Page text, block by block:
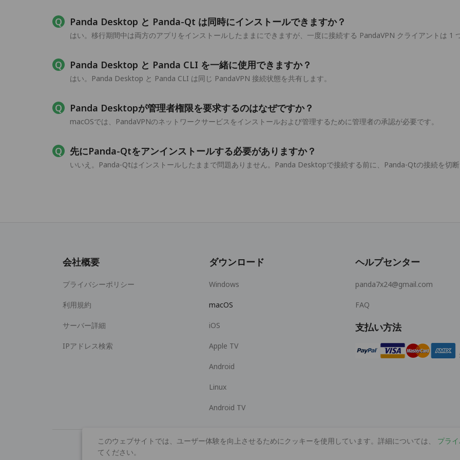
Panda Desktop と Panda-Qt は同時にインストールできますか？
はい。移行期間中は両方のアプリをインストールしたままにできますが、一度に接続する PandaVPN クライアントは 1
Panda Desktop と Panda CLI を一緒に使用できますか？
はい。Panda Desktop と Panda CLI は同じ PandaVPN 接続状態を共有します。
Panda Desktopが管理者権限を要求するのはなぜですか？
macOSでは、PandaVPNのネットワークサービスをインストールおよび管理するために管理者の承認が必要です。
先にPanda-Qtをアンインストールする必要がありますか？
いいえ。Panda-Qtはインストールしたままで問題ありません。Panda Desktopで接続する前に、Panda-Qtの接続を切断
会社概要
プライバシーポリシー
利用規約
サーバー詳細
IPアドレス検索
ダウンロード
Windows
macOS
iOS
Apple TV
Android
Linux
Android TV
ヘルプセンター
panda7x24@gmail.com
FAQ
支払い方法
このウェブサイトでは、ユーザー体験を向上させるためにクッキーを使用しています。詳細については、 プラ
てください。